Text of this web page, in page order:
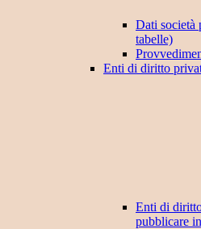
Dati società
tabelle)
Enti di diritto
Enti di
pubblicare